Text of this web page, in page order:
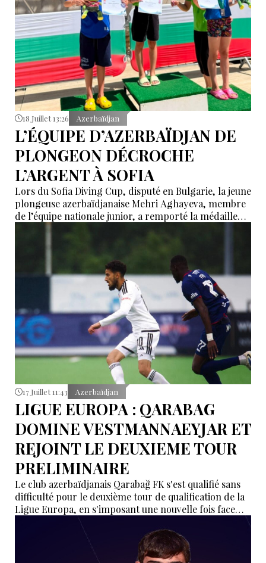
18 Juillet 13:26 Azerbaïdjan
L’ÉQUIPE D’AZERBAÏDJAN DE
PLONGEON DÉCROCHE
L’ARGENT À SOFIA
Lors du Sofia Diving Cup, disputé en Bulgarie, la jeune
plongeuse azerbaïdjanaise Mehri Aghayeva, membre
de l’équipe nationale junior, a remporté la médaille
d’argent dans l’épreuve du tremplin de 1 mètre,
catégorie filles (groupe E). L’athlète a obtenu 115,20
points, se classant 2e parmi 15 participantes.
17 Juillet 11:43 Azerbaïdjan
LIGUE EUROPA : QARABAG
DOMINE VESTMANNAEYJAR ET
REJOINT LE DEUXIEME TOUR
PRELIMINAIRE
Le club azerbaïdjanais Qarabağ FK s'est qualifié sans
difficulté pour le deuxième tour de qualification de la
Ligue Europa, en s'imposant une nouvelle fois face
aux Islandais de Vestri, jeudi soir à Reykjavik.